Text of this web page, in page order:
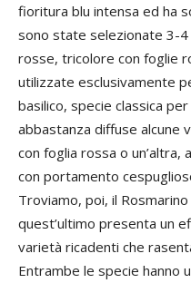
fioritura blu intensa ed ha
sono state selezionate 3-
rosse, tricolore con foglie
utilizzate esclusivamente
basilico, specie classica
abbastanza diffuse alcune
con foglia rossa o
con portamento
Troviamo, poi, il
quest’ultimo presenta un
varietà ricadenti che
Entrambe le specie hanno